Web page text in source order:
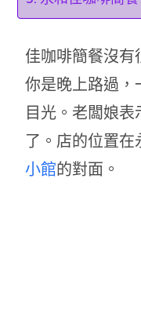
佳咖啡簡餐沒有
你是晚上路過，
目光。老闆娘
了。店的位置在
小館的對面。